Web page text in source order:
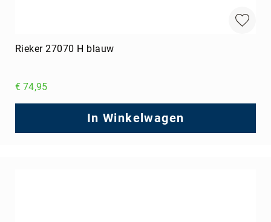
Rieker 27070 H blauw
€ 74,95
In Winkelwagen